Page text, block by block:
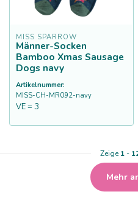
MISS SPARROW
Männer-Socken
Bamboo Xmas Sausage
Dogs navy
Artikelnummer:
MISS-CH-MR092-navy
VE = 3
Zeige1-
Mehr